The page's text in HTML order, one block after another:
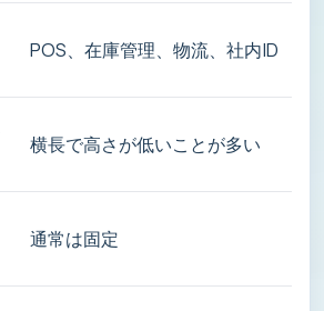
POS、在庫管理、物流、社内ID
横長で高さが低いことが多い
通常は固定